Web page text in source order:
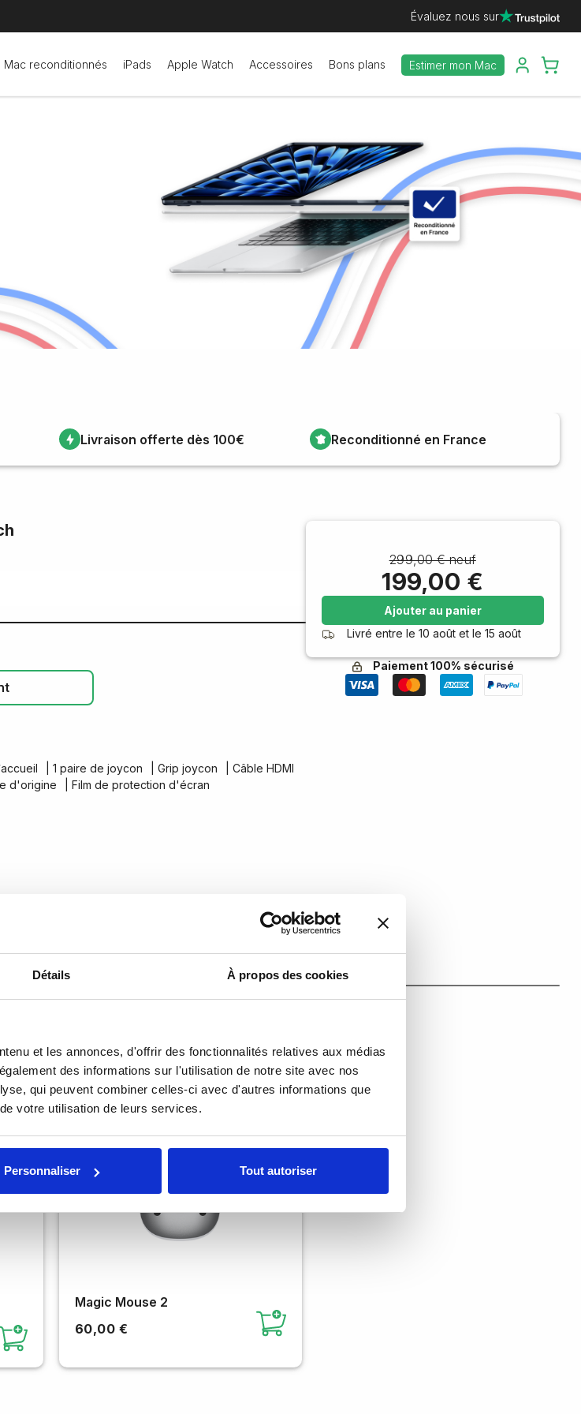
Détails À propos des cookies
et les annonces, d'offrir des fonctionnalités relatives aux médias
des informations sur l'utilisation de notre site avec nos
qui peuvent combiner celles-ci avec d'autres informations que
votre utilisation de leurs services.
Personnaliser Tout autoriser
Évaluez nous sur
Mac reconditionnés iPads Apple Watch Accessoires Bons plans Estimer mon Mac
Livraison offerte dès 100€ Reconditionné en France
| 1 paire de joycon | Grip joycon
| Câble HDMI
d'origine
| Film de protection d'écran
299,00 € neuf
199,00 €
Ajouter au panier
Livré entre le 10 aoûtet le 15 août
Paiement 100% sécurisé
Magic Mouse 2
60,00 €